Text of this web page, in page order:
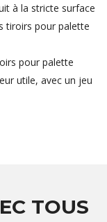
à la stricte surface
tiroirs pour palette
pour palette
utile, avec un jeu
TOUS